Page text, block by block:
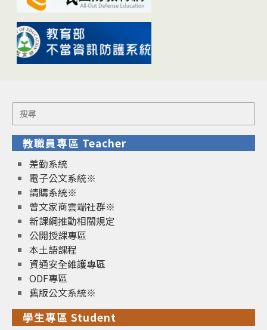
Search
for:
教職員專區 Teacher
差勤系統
電子公文系統※
請購系統※
曾文家商雲端社群※
新課綱推動相關規定
公開授課專區
本土語課程
資通安全維護專區
ODF專區
舊版公文系統※
學生專區 Student